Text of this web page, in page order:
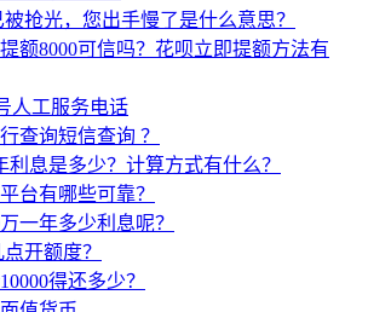
抢光，您出手慢了是什么意思？
额8000可信吗？花呗立即提额方法有
人工服务电话
查询短信查询 ？
利息是多少？计算方式有什么？
台有哪些可靠？
一年多少利息呢？
开额度？
得还多少？